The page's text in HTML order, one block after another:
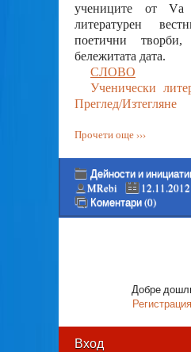
учениците от Vа
литературен
поетични
бележитата дата.
СЛОВО
Ученически
Преглед/Изтегляне
Прочети още ›››
Дейности и
MRebi
12.11.2012
Коментари (0)
Добре
Регистрация
Вход